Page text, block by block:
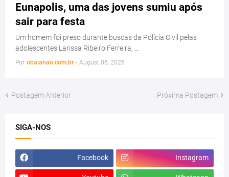
Eunapolis, uma das jovens sumiu após
sair para festa
Um homem foi preso durante buscas da Polícia Civil pelas
adolescentes Larissa Ribeiro Ferreira, …
Por obaianao.com.br - August 06, 2026
Postagem Anterior Próxima Postagem
SIGA-NOS
Facebook Instagram